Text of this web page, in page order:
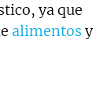
ya que
alimentos y